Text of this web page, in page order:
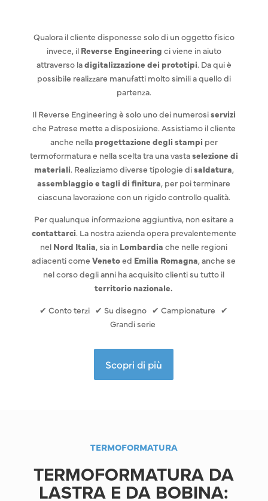
Qualora il cliente disponesse solo di un oggetto fisico
invece, il Reverse Engineering ci viene in aiuto
attraverso ladigitalizzazione dei prototipi. Da qui è
possibile realizzare manufatti molto simili a quello di
partenza.
Il Reverse Engineering è solo uno dei numerosiservizi
che Patrese mette a disposizione. Assistiamo il cliente
anche nella progettazione degli stampi per
termoformatura e nella scelta tra una vastaselezione di
materiali. Realizziamo diverse tipologie disaldatura,
assemblaggio e tagli di finitura, per poi terminare
ciascuna lavorazione con un rigido controllo qualità.
Per qualunque informazione aggiuntiva, non esitare a
contattarci. La nostra azienda opera prevalentemente
nel Nord Italia, sia in Lombardia che nelle regioni
adiacenti comeVenetoed Emilia Romagna, anche se
nel corso degli anni ha acquisito clienti su tutto il
territorio nazionale.
✔ Conto terzi ✔ Su disegno ✔ Campionature ✔
Grandi serie
Scopri di più
TERMOFORMATURA
TERMOFORMATURA DA
LASTRA E DA BOBINA: